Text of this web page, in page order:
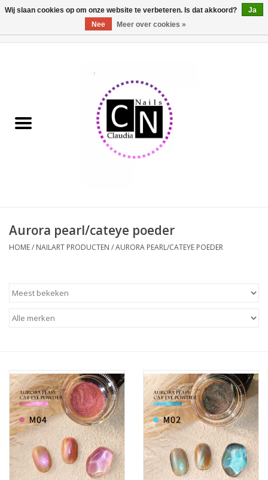
Pedicure producten
Acrylpoeder
Apparatuur
NailArt Producten
Startpakketten
NIEUW! MBS Producten
Aurora pearl/cateye poeder
HOME/ NAILART PRODUCTEN /AURORA PEARL/CATEYE POEDER
Wij slaan cookies op om onze website te verbeteren. Is dat akkoord?
Ja
Nee
Meer over cookies »